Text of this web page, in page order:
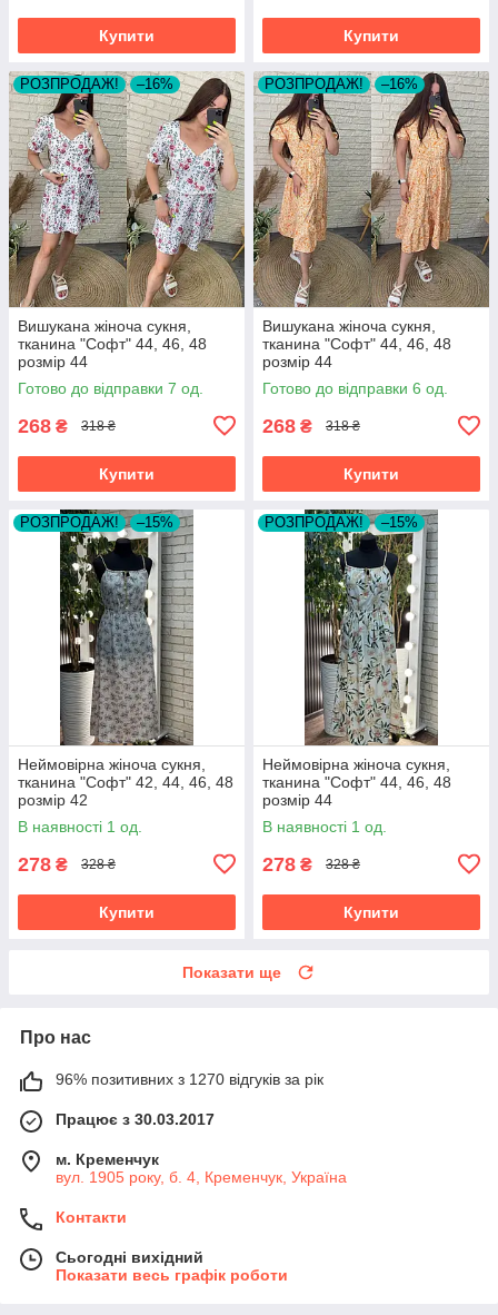
Купити Купити
РОЗПРОДАЖ! –16%
Вишукана жіноча сукня,
тканина "Софт" 44, 46, 48
розмір 44
Готово до відправки 7 од.
268 ₴ 318 ₴
Купити
РОЗПРОДАЖ! –16%
Вишукана жіноча сукня,
тканина "Софт" 44, 46, 48
розмір 44
Готово до відправки 6 од.
268 ₴ 318 ₴
Купити
РОЗПРОДАЖ! –15%
Неймовірна жіноча сукня,
тканина "Софт" 42, 44, 46, 48
розмір 42
В наявності 1 од.
278 ₴ 328 ₴
Купити
РОЗПРОДАЖ! –15%
Неймовірна жіноча сукня,
тканина "Софт" 44, 46, 48
розмір 44
В наявності 1 од.
278 ₴ 328 ₴
Купити
Показати ще
Про нас
96% позитивних з 1270 відгуків за рік
Працює з 30.03.2017
м. Кременчук
вул. 1905 року, б. 4, Кременчук, Україна
Контакти
Сьогодні вихідний
Показати весь графік роботи